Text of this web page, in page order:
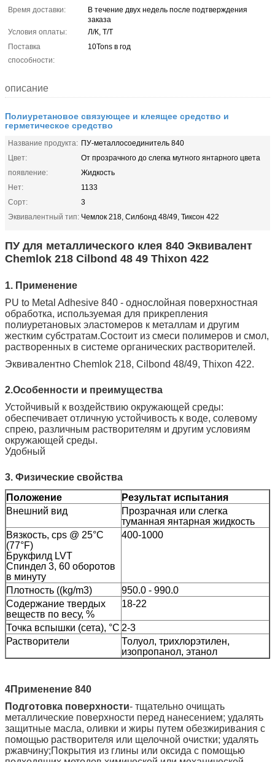
Время доставки:
В течение двух недель после подтверждения
заказа
Условия оплаты:
Л/К, Т/Т
Поставка
способности:
10Tons в год
описание
Полиуретановое связующее и клеящее средство и
герметическое средство
Название продукта: ПУ-металлосоединитель 840
Цвет:
От прозрачного до слегка мутного янтарного цвета
появление:
Жидкость
Нет:
1133
Сорт:
3
Эквивалентный тип: Чемлок 218, Силбонд 48/49, Тиксон 422
ПУ для металлического клея 840 Эквивалент
Chemlok 218 Cilbond 48 49 Thixon 422
1. Применение
PU to Metal Adhesive 840 - однослойная поверхностная
обработка, используемая для прикрепления
полиуретановых эластомеров к металлам и другим
жестким субстратам.Состоит из смеси полимеров и смол,
растворенных в системе органических растворителей.
Эквивалентно Chemlok 218, Cilbond 48/49, Thixon 422.
2.Особенности и преимущества
Устойчивый к воздействию окружающей среды:
обеспечивает отличную устойчивость к воде, солевому
спрею, различным растворителям и другим условиям
окружающей среды.
Удобный
3. Физические свойства
Положение
Результат испытания
Внешний вид
Прозрачная или слегка
туманная янтарная жидкость
Вязкость, cps @ 25°C
(77°F)
Брукфилд LVT
Спиндел 3, 60 оборотов
в минуту
400-1000
Плотность ((kg/m3)
950.0 - 990.0
Содержание твердых
веществ по весу, %
18-22
Точка вспышки (сета), °C 2-3
Растворители
Толуол, трихлорэтилен,
изопропанол, этанол
4Применение 840
Подготовка поверхности- тщательно очищать
металлические поверхности перед нанесением; удалять
защитные масла, оливки и жиры путем обезжиривания с
помощью растворителя или щелочной очистки; удалять
ржавчину;Покрытия из глины или оксида с помощью